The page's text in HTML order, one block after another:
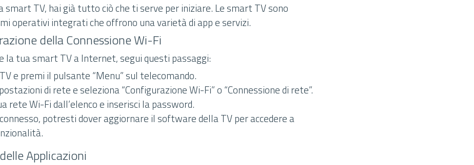
smart TV, hai già tutto ciò che ti serve per iniziare. Le smart TV sono
operativi integrati che offrono una varietà di app e servizi.
della Connessione Wi-Fi
la tua smart TV a Internet, segui questi passaggi:
e premi il pulsante “Menu” sul telecomando.
di rete e seleziona “Configurazione Wi-Fi” o “Connessione di rete”.
rete Wi-Fi dall’elenco e inserisci la password.
potresti dover aggiornare il software della TV per accedere a
Applicazioni